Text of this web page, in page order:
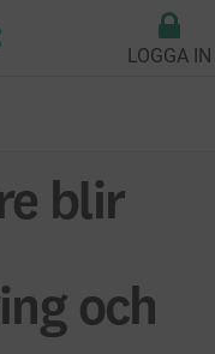
LOGGA IN
blir
och